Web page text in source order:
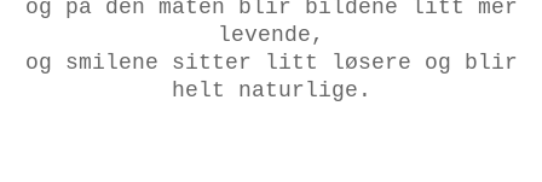
og på den måten blir bildene litt mer
levende,
og smilene sitter litt løsere og blir
helt naturlige.